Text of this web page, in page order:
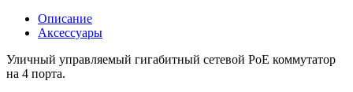
Описание
Аксессуары
Уличный управляемый гигабитный сетевой PoE коммутатор
на 4 порта.